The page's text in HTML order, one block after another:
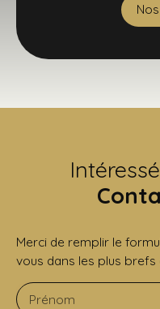
Merci de remplir le
vous dans les plus brefs
Prénom